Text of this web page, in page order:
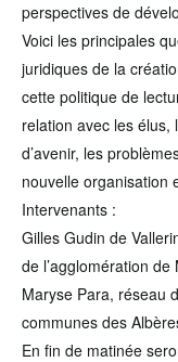
perspectives de
Voici les principales
juridiques de la
cette politique de
relation avec les élus,
d’avenir, les
nouvelle organisation
Intervenants :
Gilles Gudin de
de l’agglomération de
Maryse Para, réseau
communes des
En fin de matinée